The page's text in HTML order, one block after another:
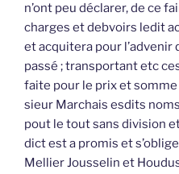
n’ont peu déclarer, de ce
charges et debvoirs ledit
et acquitera pour
passé ; transportant etc
faite pour le prix et
sieur Marchais esdits
pout le tout sans division
dict est a promis et
Mellier Jousselin et